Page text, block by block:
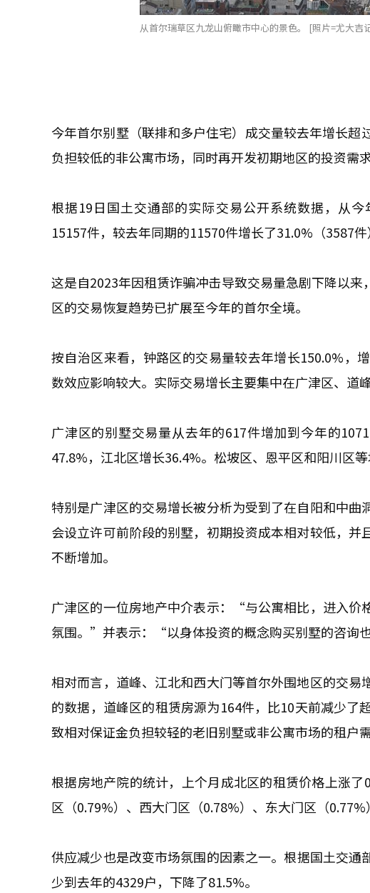
从首尔瑞草区九龙山俯瞰市中心的景色。 [照片=尤大
今年首尔别墅（联排和多户住宅）成交量较去年增长
负担较低的非公寓市场，同时再开发初期地区的投资需
根据19日国土交通部的实际交易公开系统数据，从
15157件，较去年同期的11570件增长了31.0%（3587件
这是自2023年因租赁诈骗冲击导致交易量急剧下降以
区的交易恢复趋势已扩展至今年的首尔全境。
按自治区来看，钟路区的交易量较去年增长150.0%，
数效应影响较大。实际交易增长主要集中在广津区、道
广津区的别墅交易量从去年的617件增加到今年的
47.8%，江北区增长36.4%。松坡区、恩平区和阳川区等
特别是广津区的交易增长被分析为受到了在自阳和中
会设立许可前阶段的别墅，初期投资成本相对较低，
不断增加。
广津区的一位房地产中介表示：“与公寓相比，进入价
氛围。”并表示：“以身体投资的概念购买别墅的咨询
相对而言，道峰、江北和西大门等首尔外围地区的交
的数据，道峰区的租赁房源为164件，比10天前减少
致相对保证金负担较轻的老旧别墅或非公寓市场的租户需
根据房地产院的统计，上个月成北区的租赁价格上涨
区（0.79%）、西大门区（0.78%）、东大门区（0.77%
供应减少也是改变市场氛围的因素之一。根据国土交
少到去年的4329户，下降了81.5%。